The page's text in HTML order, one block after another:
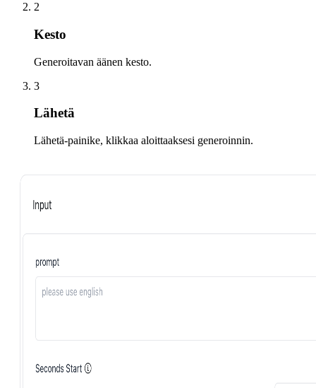
2
Kesto
Generoitavan äänen kesto.
3
Lähetä
Lähetä-painike, klikkaa aloittaaksesi generoinnin.